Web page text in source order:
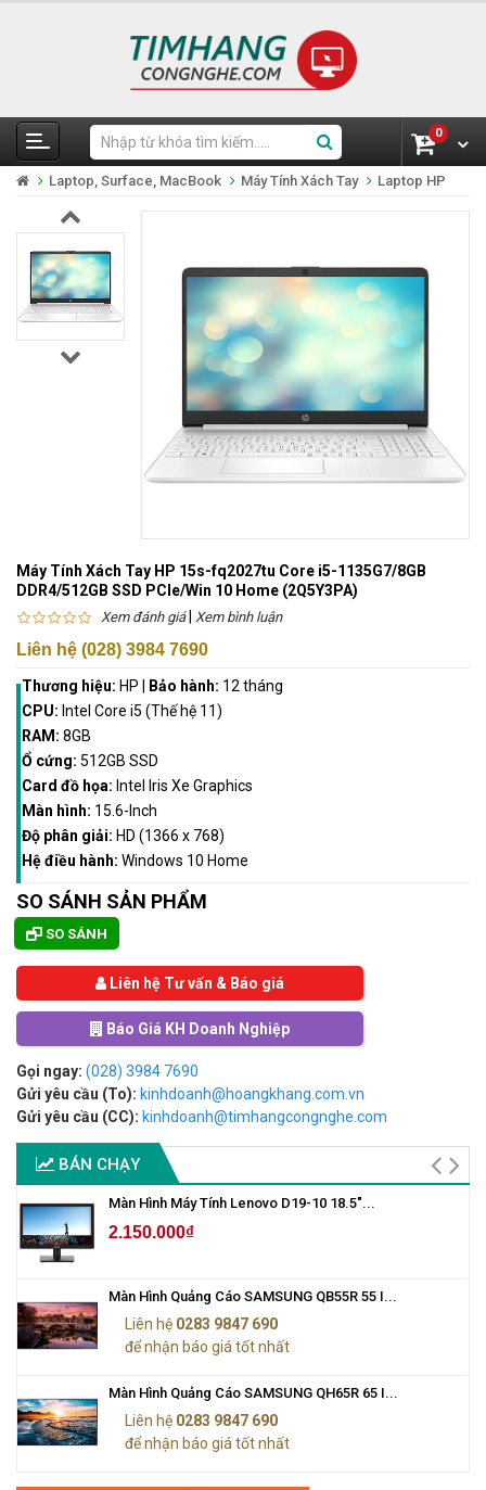
0
Laptop, Surface, MacBook Máy Tính Xách Tay Laptop HP
Máy Tính Xách Tay HP 15s-fq2027tu Core i5-1135G7/8GB
DDR4/512GB SSD PCIe/Win 10 Home (2Q5Y3PA)
Xem đánh giá| Xem bình luận
Liên hệ (028) 3984 7690
Thương hiệu: HP Bảo hành: 12 tháng
CPU: Intel Core i5 (Thế hệ 11)
RAM: 8GB
Ổ cứng: 512GB SSD
Card đồ họa: Intel Iris Xe Graphics
Màn hình: 15.6-Inch
Độ phân giải: HD (1366 x 768)
Hệ điều hành: Windows 10 Home
SO SÁNH SẢN PHẨM
SO SÁNH
Liên hệ Tư vấn & Báo giá
Báo Giá KH Doanh Nghiệp
Gọi ngay: (028) 3984 7690
Gửi yêu cầu (To): kinhdoanh@hoangkhang.com.vn
Gửi yêu cầu (CC): kinhdoanh@timhangcongnghe.com
BÁN CHẠY
Màn Hình Máy Tính Lenovo D19-10 18.5"...
2.150.000₫
Màn Hình Quảng Cáo SAMSUNG QB55R 55 I...
Liên hệ 0283 9847 690
để nhận báo giá tốt nhất
Màn Hình Quảng Cáo SAMSUNG QH65R 65 I...
Liên hệ 0283 9847 690
để nhận báo giá tốt nhất